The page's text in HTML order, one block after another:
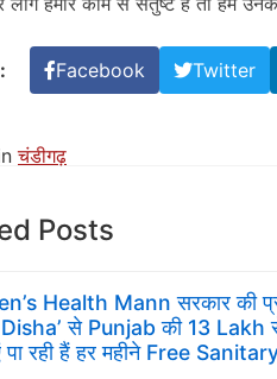
Facebook Twitter
चंडीगढ़
Posts
Health Mann सरकार की
से Punjab की 13 Lakh से
पा रही हैं हर महीने Free